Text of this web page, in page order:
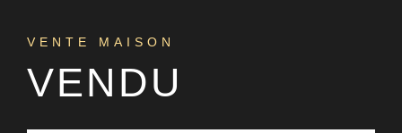
VENTE MAISON
VENDU